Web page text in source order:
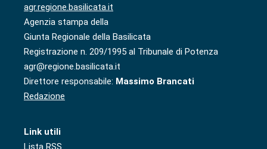
agr.regione.basilicata.it
Agenzia stampa della
Giunta Regionale della Basilicata
Registrazione n. 209/1995 al Tribunale di Potenza
agr@regione.basilicata.it
Direttore responsabile: Massimo Brancati
Redazione
Link utili
Lista RSS